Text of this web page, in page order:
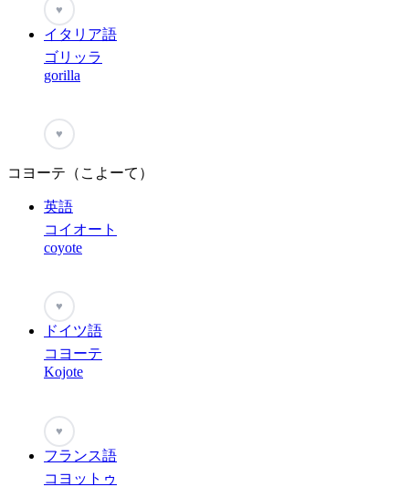
♥
イタリア語
ゴリッラ
gorilla
♥
コヨーテ（こよーて）
英語
コイオート
coyote
♥
ドイツ語
コヨーテ
Kojote
♥
フランス語
コヨットゥ